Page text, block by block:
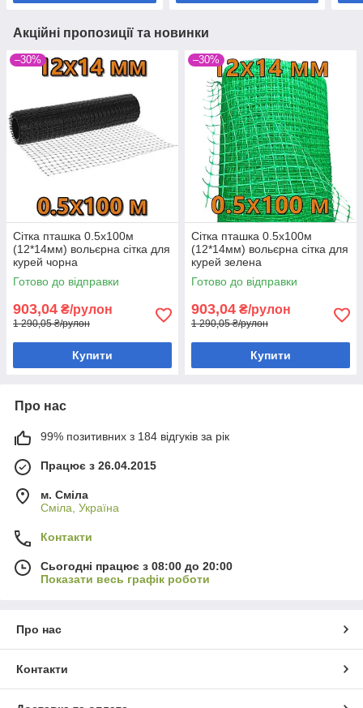
Акційні пропозиції та новинки
–30%
Сітка пташка 0.5х100м
(12*14мм) вольєрна сітка для
курей чорна
Готово до відправки
903,04 ₴/рулон
1 290,05 ₴/рулон
Купити
–30%
Сітка пташка 0.5х100м
(12*14мм) вольєрна сітка для
курей зелена
Готово до відправки
903,04 ₴/рулон
1 290,05 ₴/рулон
Купити
Про нас
99% позитивних з 184 відгуків за рік
Працює з 26.04.2015
м. Сміла
Сміла, Україна
Контакти
Сьогодні працює з 08:00 до 20:00
Показати весь графік роботи
Про нас
Контакти